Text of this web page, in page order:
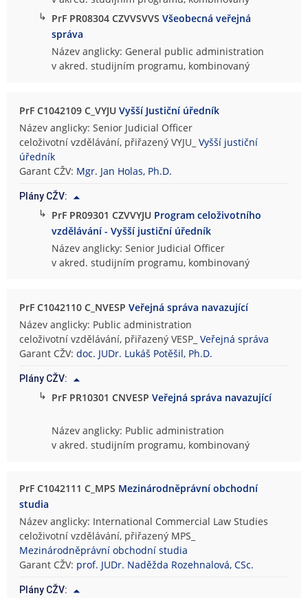
↳ PrF PR08304 CZVVSVVSVšeobecná veřejná
správa
Název anglicky: General public administration
v akred. studijním programu, kombinovaný
PrF C1042109 C_VYJUVyšší Justiční úředník
Název anglicky: Senior Judicial Officer
celoživotní vzdělávání, přiřazený VYJU_Vyšší justiční
úředník
Garant CŽV: Mgr. Jan Holas, Ph.D.
Plány CŽV:
↳ PrF PR09301 CZVVYJU Program celoživotního
vzdělávání - Vyšší justiční úředník
Název anglicky: Senior Judicial Officer
v akred. studijním programu, kombinovaný
PrF C1042110 C_NVESPVeřejná správa navazující
Název anglicky: Public administration
celoživotní vzdělávání, přiřazený VESP_Veřejná správa
Garant CŽV:doc. JUDr. Lukáš Potěšil, Ph.D.
Plány CŽV:
↳ PrF PR10301 CNVESPVeřejná správa navazující
Název anglicky: Public administration
v akred. studijním programu, kombinovaný
PrF C1042111 C_MPS Mezinárodněprávní obchodní
studia
Název anglicky: International Commercial Law Studies
celoživotní vzdělávání, přiřazený MPS_
Mezinárodněprávní obchodní studia
Garant CŽV: prof. JUDr. Naděžda Rozehnalová, CSc.
Plány CŽV: